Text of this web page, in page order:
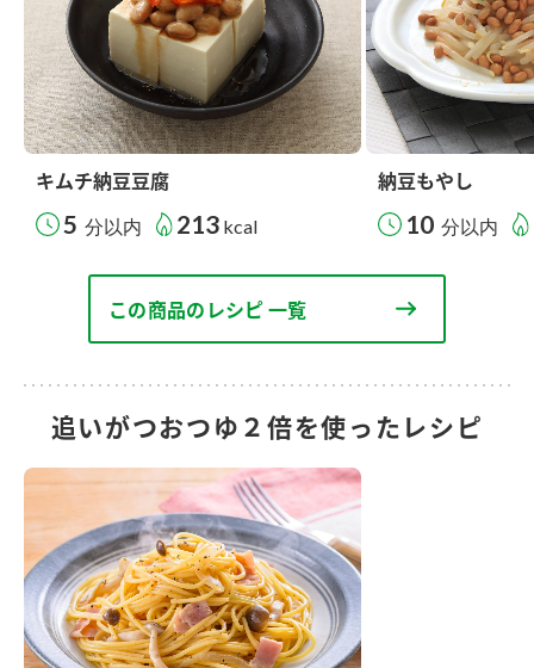
キムチ納豆豆腐
5 分以内 213 kcal
納豆もやし
10 分以内
この商品のレシピ 一覧
追いがつおつゆ２倍を使ったレシピ